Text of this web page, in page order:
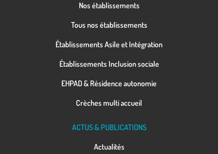
Nos établissements
Tous nos établissements
Établissements Asile et Intégration
Établissements Inclusion sociale
EHPAD & Résidence autonomie
Crèches multi accueil
ACTUS & PUBLICATIONS
Actualités